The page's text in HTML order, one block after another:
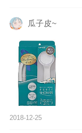
瓜子皮~
2018-12-25